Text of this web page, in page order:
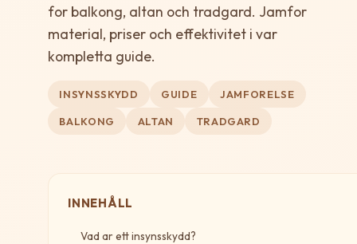
for balkong, altan och tradgard. Jamfor
material, priser och effektivitet i var
kompletta guide.
INSYNSSKYDD GUIDE JAMFORELSE
BALKONG ALTAN TRADGARD
INNEHÅLL
Vad ar ett insynsskydd?